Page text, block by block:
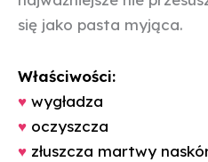
się jako pasta myjąca.
Właściwości:
♥ wygładza
♥ oczyszcza
♥ złuszcza martwy